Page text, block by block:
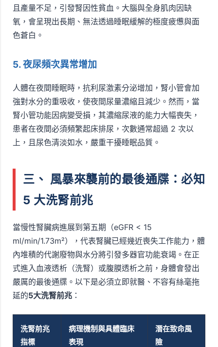
且產量不足，引發腎因性貧血。大腦與全身肌肉因缺
氧，會呈現出長期、無法透過睡眠緩解的極度疲憊與面
色蒼白。
5. 夜尿頻次異常增加
人體在夜間睡眠時，抗利尿激素分泌增加，腎小管會加
強對水分的重吸收，使夜間尿量濃縮且減少。然而，當
腎小管功能因病變受損，其濃縮尿液的能力大幅喪失，
患者在夜間必須頻繁起床排尿，次數通常超過 2 次以
上，且尿色清淡如水，嚴重干擾睡眠品質。
三、 風暴來襲前的最後通牒：必知
5 大洗腎前兆
當慢性腎臟病進展到第五期（eGFR < 15
ml/min/1.73m²），代表腎臟已經幾近喪失工作能力，體
內堆積的代謝廢物與水分將引發多器官功能衰竭。在正
式進入血液透析（洗腎）或腹膜透析之前，身體會發出
嚴厲的最後通牒。以下是必須立即就醫、不容有絲毫拖
延的5大洗腎前兆 ：
洗腎前兆
指標
病理機制與具體臨床
表現
潛在致命風
險